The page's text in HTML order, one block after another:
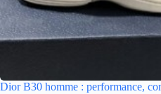
Dior B30 homme : performance,